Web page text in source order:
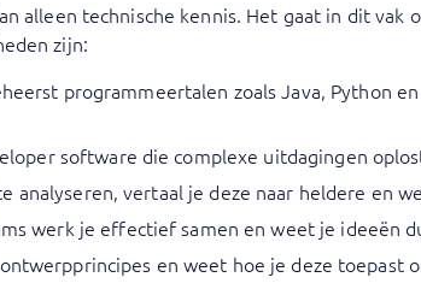
technische kennis. Het gaat in dit vak
zijn:
programmeertalen zoals Java, Python
software die complexe uitdagingen
vertaal je deze naar heldere en
werk je effectief samen en weet je ideeën
en weet hoe je deze toepast